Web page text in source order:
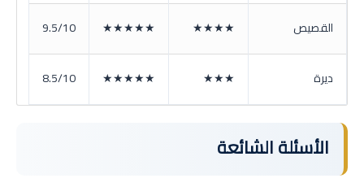
القصيص ★★★★
★★★★★
9.5/10
ديرة ★★★
★★★★★
8.5/10
الأسئلة الشائعة